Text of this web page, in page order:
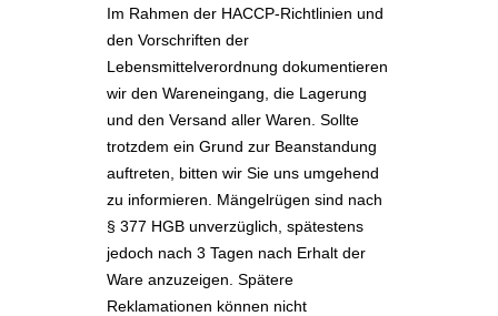
Im Rahmen der HACCP-Richtlinien und
den Vorschriften der
Lebensmittelverordnung dokumentieren
wir den Wareneingang, die Lagerung
und den Versand aller Waren. Sollte
trotzdem ein Grund zur Beanstandung
auftreten, bitten wir Sie uns umgehend
zu informieren. Mängelrügen sind nach
§ 377 HGB unverzüglich, spätestens
jedoch nach 3 Tagen nach Erhalt der
Ware anzuzeigen. Spätere
Reklamationen können nicht